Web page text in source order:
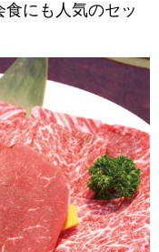
にも人気のセッ